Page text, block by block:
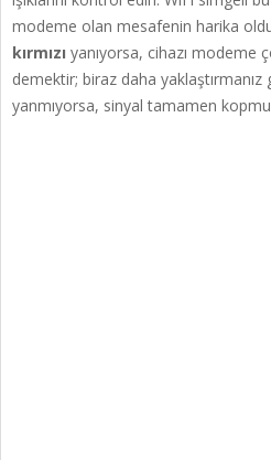
modeme olan mesafenin harika
kırmızı yanıyorsa, cihazı modeme
demektir; biraz daha yaklaştırmanız
yanmıyorsa, sinyal tamamen